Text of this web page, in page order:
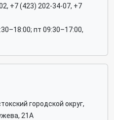
+7 (423) 202-34-07, +7
пт 09:30–17:00,
городской округ,
21А